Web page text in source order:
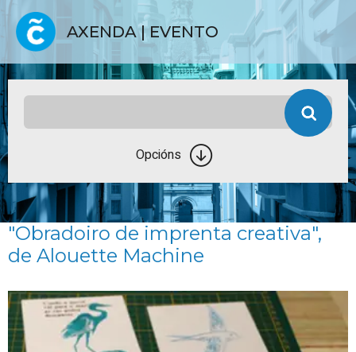
AXENDA | EVENTO
Opcións
"Obradoiro de imprenta creativa",
de Alouette Machine